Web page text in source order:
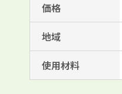
価格
地域
使用材料